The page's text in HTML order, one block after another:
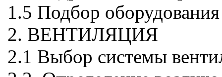
1.5 Подбор оборудования
2. ВЕНТИЛЯЦИЯ
2.1 Выбор системы